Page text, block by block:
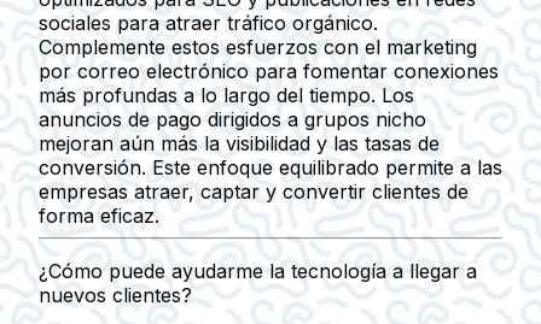
sociales para atraer tráfico orgánico.
Complemente estos esfuerzos con el marketing
por correo electrónico para fomentar conexiones
más profundas a lo largo del tiempo. Los
anuncios de pago dirigidos a grupos nicho
mejoran aún más la visibilidad y las tasas de
conversión. Este enfoque equilibrado permite a las
empresas atraer, captar y convertir clientes de
forma eficaz.
¿Cómo puede ayudarme la tecnología a llegar a
nuevos clientes?